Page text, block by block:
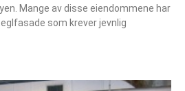
Mange av disse eiendommene har
som krever jevnlig